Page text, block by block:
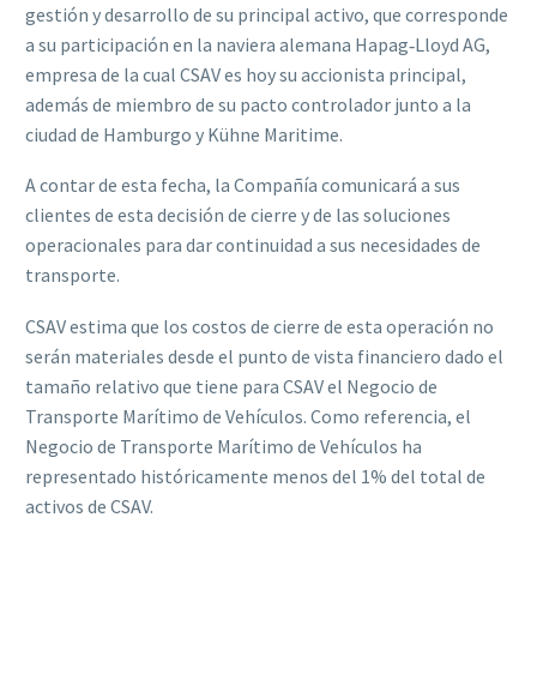
gestión y desarrollo de su principal activo, que corresponde
a su participación en la naviera alemana Hapag‐Lloyd AG,
empresa de la cual CSAV es hoy su accionista principal,
además de miembro de su pacto controlador junto a la
ciudad de Hamburgo y Kühne Maritime.
A contar de esta fecha, la Compañía comunicará a sus
clientes de esta decisión de cierre y de las soluciones
operacionales para dar continuidad a sus necesidades de
transporte.
CSAV estima que los costos de cierre de esta operación no
serán materiales desde el punto de vista financiero dado el
tamaño relativo que tiene para CSAV el Negocio de
Transporte Marítimo de Vehículos. Como referencia, el
Negocio de Transporte Marítimo de Vehículos ha
representado históricamente menos del 1% del total de
activos de CSAV.